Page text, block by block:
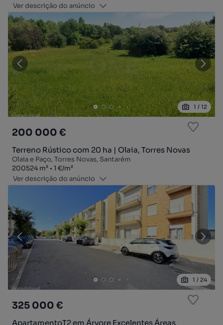
Ver descrição do anúncio
1 / 12
200 000 €
Terreno Rústico com 20 ha | Olaia, Torres Novas
Olaia e Paço, Torres Novas, Santarém
Zona
200524 m²
Preço por metro quadrado
1 €/m²
Ver descrição do anúncio
1 / 24
325 000 €
ApartamentoT2 em Árvore Excelentes Áreas